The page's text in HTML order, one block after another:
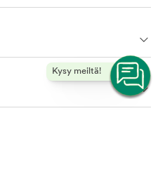
Kysy meiltä!